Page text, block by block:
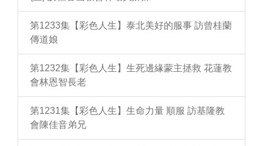
第1233集【彩色人生】泰北美好的服事 訪曾桂蘭
傳道娘
第1232集【彩色人生】生死邊緣蒙主拯救 花蓮教
會林恩智長老
第1231集【彩色人生】生命力量 順服 訪基隆教
會陳佳音弟兄